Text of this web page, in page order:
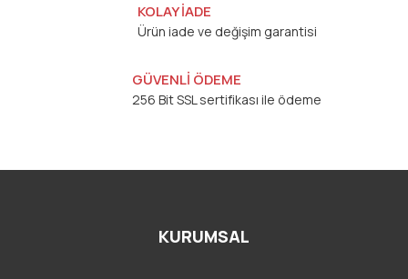
KOLAY İADE
Ürün iade ve değişim garantisi
GÜVENLİ ÖDEME
256 Bit SSL sertifikası ile ödeme
KURUMSAL